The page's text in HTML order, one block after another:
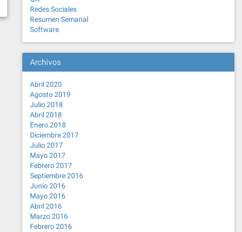
Redes Sociales
Resumen Semanal
Software
Archivos
Abril 2020
Agosto 2019
Julio 2018
Abril 2018
Enero 2018
Diciembre 2017
Julio 2017
Mayo 2017
Febrero 2017
Septiembre 2016
Junio 2016
Mayo 2016
Abril 2016
Marzo 2016
Febrero 2016